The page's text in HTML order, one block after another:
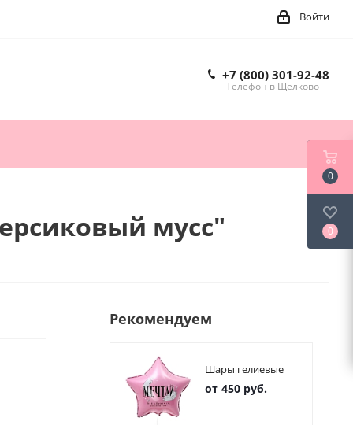
Войти
+7 (800) 301-92-48
Телефон в Щелково
мусс"
Рекомендуем
Шары гелиевые
от 450 руб.
0
0